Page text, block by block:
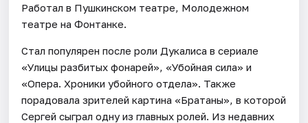
Работал в Пушкинском театре, Молодежном
театре на Фонтанке.
Стал популярен после роли Дукалиса в сериале
«Улицы разбитых фонарей», «Убойная сила» и
«Опера. Хроники убойного отдела». Также
порадовала зрителей картина «Братаны», в которой
Сергей сыграл одну из главных ролей. Из недавних